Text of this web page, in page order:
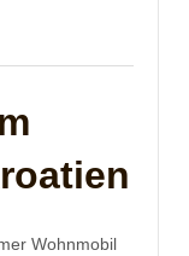
Wohnmobil